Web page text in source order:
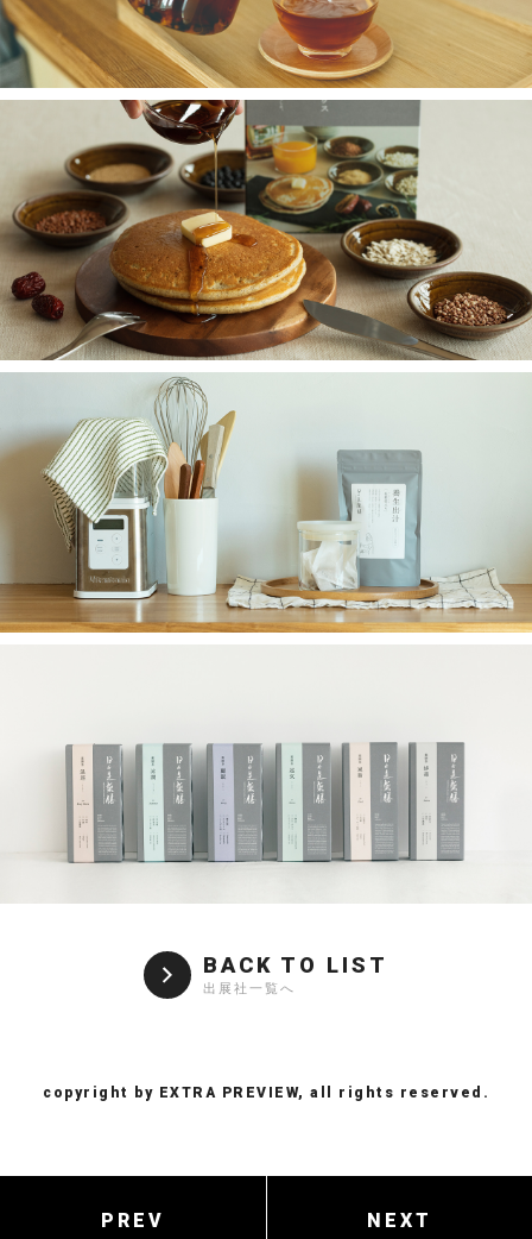
NEXT
PREV
BACK TO LIST
出展社一覧へ
copyright by EXTRA PREVIEW, all rights reserved.